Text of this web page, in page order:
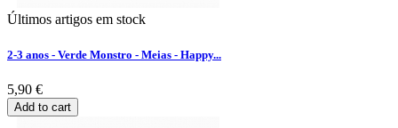
Últimos artigos em stock
2-3 anos - Verde Monstro - Meias - Happy...
5,90 €
Add to cart